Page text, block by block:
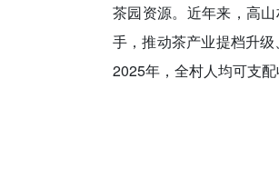
茶园资源。近年来，高
手，推动茶产业提档升
2025年，全村人均可支配